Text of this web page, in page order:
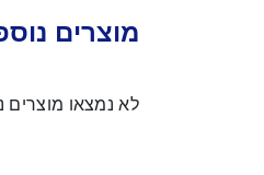
מוצרים
לא נמצאו מוצרים